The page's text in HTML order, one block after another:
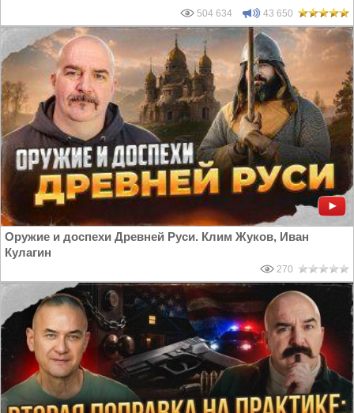
504 634 43 650
Оружие и доспехи Древней Руси. Клим Жуков, Иван
Кулагин
270